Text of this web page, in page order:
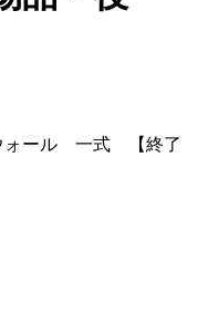
ォール 一式 【終了